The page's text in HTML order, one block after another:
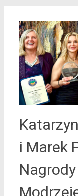
i Marek